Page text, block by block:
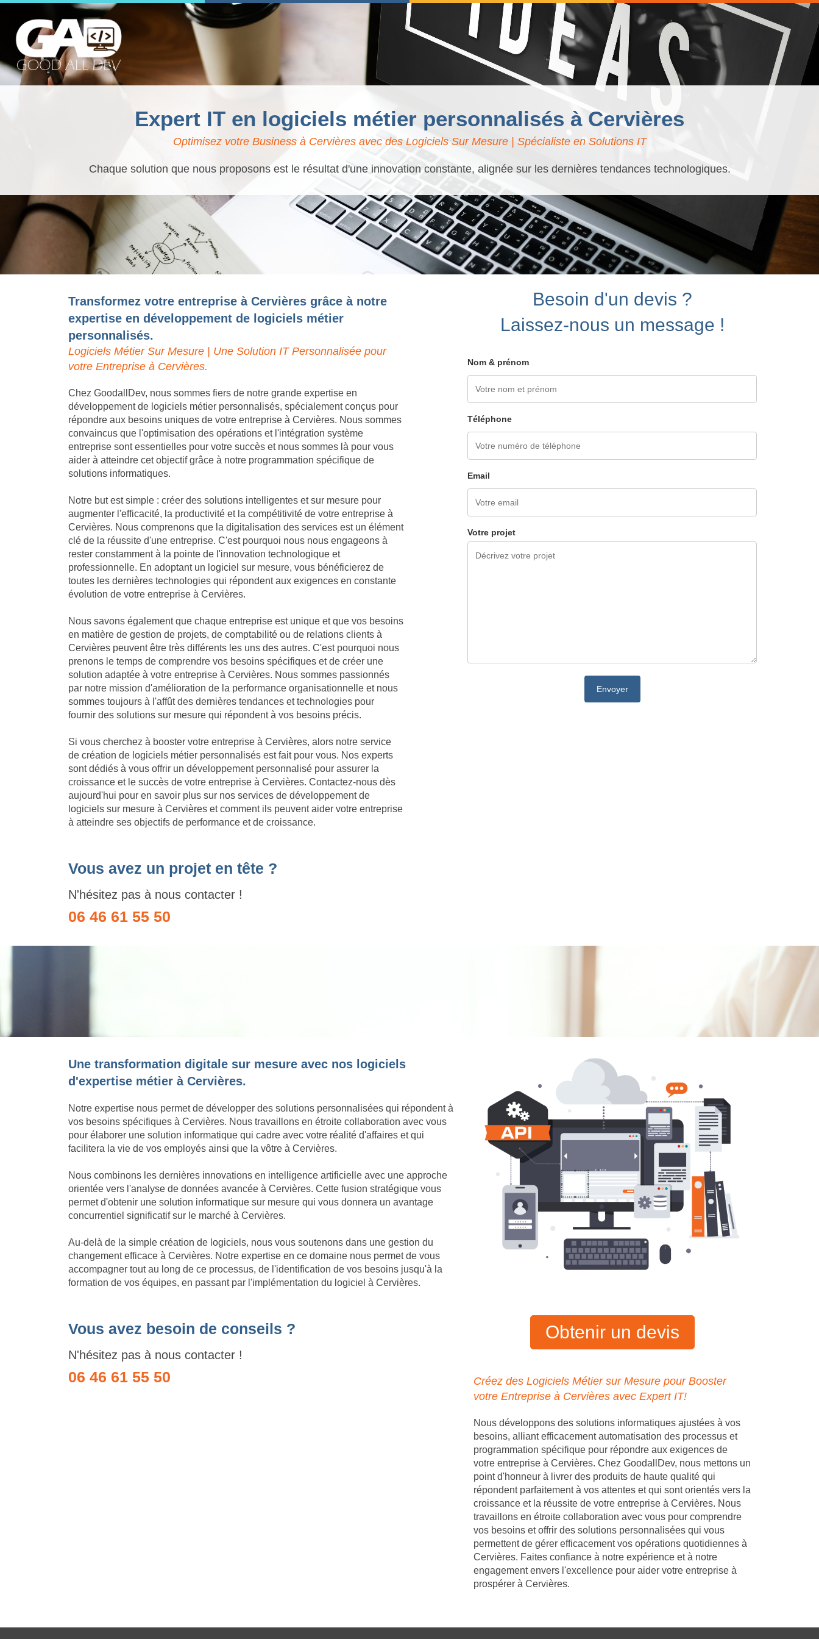
Expert IT en logiciels métier personnalisés à Cervières
Optimisez votre Business à Cervières avec des Logiciels Sur Mesure | Spécialiste en Solutions IT
Chaque solution que nous proposons est le résultat d'une innovation constante, alignée sur les dernières tendances technologiques.
Transformez votre entreprise à Cervières grâce à notre
expertise en développement de logiciels métier
personnalisés.
Logiciels Métier Sur Mesure | Une Solution IT Personnalisée pour
votre Entreprise à Cervières.
Chez GoodallDev, nous sommes fiers de notre grande expertise en
développement de logiciels métier personnalisés, spécialement conçus pour
répondre aux besoins uniques de votre entreprise à Cervières. Nous sommes
convaincus que l'optimisation des opérations et l'intégration système
entreprise sont essentielles pour votre succès et nous sommes là pour vous
aider à atteindre cet objectif grâce à notre programmation spécifique de
solutions informatiques.
Notre but est simple : créer des solutions intelligentes et sur mesure pour
augmenter l'efficacité, la productivité et la compétitivité de votre entreprise à
Cervières. Nous comprenons que la digitalisation des services est un élément
clé de la réussite d'une entreprise. C'est pourquoi nous nous engageons à
rester constamment à la pointe de l'innovation technologique et
professionnelle. En adoptant un logiciel sur mesure, vous bénéficierez de
toutes les dernières technologies qui répondent aux exigences en constante
évolution de votre entreprise à Cervières.
Nous savons également que chaque entreprise est unique et que vos besoins
en matière de gestion de projets, de comptabilité ou de relations clients à
Cervières peuvent être très différents les uns des autres. C'est pourquoi nous
prenons le temps de comprendre vos besoins spécifiques et de créer une
solution adaptée à votre entreprise à Cervières. Nous sommes passionnés
par notre mission d'amélioration de la performance organisationnelle et nous
sommes toujours à l'affût des dernières tendances et technologies pour
fournir des solutions sur mesure qui répondent à vos besoins précis.
Si vous cherchez à booster votre entreprise à Cervières, alors notre service
de création de logiciels métier personnalisés est fait pour vous. Nos experts
sont dédiés à vous offrir un développement personnalisé pour assurer la
croissance et le succès de votre entreprise à Cervières. Contactez-nous dès
aujourd'hui pour en savoir plus sur nos services de développement de
logiciels sur mesure à Cervières et comment ils peuvent aider votre entreprise
à atteindre ses objectifs de performance et de croissance.
Vous avez un projet en tête ?
N'hésitez pas à nous contacter !
06 46 61 55 50
Besoin d'un devis ?
Laissez-nous un message !
Nom & prénom
Téléphone
Email
Votre projet
Une transformation digitale sur mesure avec nos logiciels
d'expertise métier à Cervières.
Notre expertise nous permet de développer des solutions personnalisées qui répondent à
vos besoins spécifiques à Cervières. Nous travaillons en étroite collaboration avec vous
pour élaborer une solution informatique qui cadre avec votre réalité d'affaires et qui
facilitera la vie de vos employés ainsi que la vôtre à Cervières.
Nous combinons les dernières innovations en intelligence artificielle avec une approche
orientée vers l'analyse de données avancée à Cervières. Cette fusion stratégique vous
permet d'obtenir une solution informatique sur mesure qui vous donnera un avantage
concurrentiel significatif sur le marché à Cervières.
Au-delà de la simple création de logiciels, nous vous soutenons dans une gestion du
changement efficace à Cervières. Notre expertise en ce domaine nous permet de vous
accompagner tout au long de ce processus, de l'identification de vos besoins jusqu'à la
formation de vos équipes, en passant par l'implémentation du logiciel à Cervières.
Vous avez besoin de conseils ?
N'hésitez pas à nous contacter !
06 46 61 55 50
Obtenir un devis
Créez des Logiciels Métier sur Mesure pour Booster
votre Entreprise à Cervières avec Expert IT!
Nous développons des solutions informatiques ajustées à vos
besoins, alliant efficacement automatisation des processus et
programmation spécifique pour répondre aux exigences de
votre entreprise à Cervières. Chez GoodallDev, nous mettons un
point d'honneur à livrer des produits de haute qualité qui
répondent parfaitement à vos attentes et qui sont orientés vers la
croissance et la réussite de votre entreprise à Cervières. Nous
travaillons en étroite collaboration avec vous pour comprendre
vos besoins et offrir des solutions personnalisées qui vous
permettent de gérer efficacement vos opérations quotidiennes à
Cervières. Faites confiance à notre expérience et à notre
engagement envers l'excellence pour aider votre entreprise à
prospérer à Cervières.